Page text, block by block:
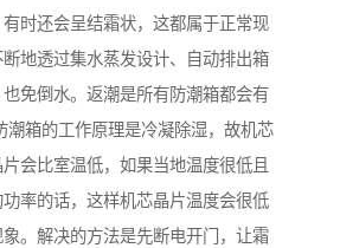
时还会呈结霜状，这都属于正常现
地透过集水蒸发设计、自动排出箱
免倒水。返潮是所有防潮箱都会有
潮箱的工作原理是冷凝除湿，故机芯
会比室温低，如果当地温度很低且
率的话，这样机芯晶片温度会很低
。解决的方法是先断电开门，让霜